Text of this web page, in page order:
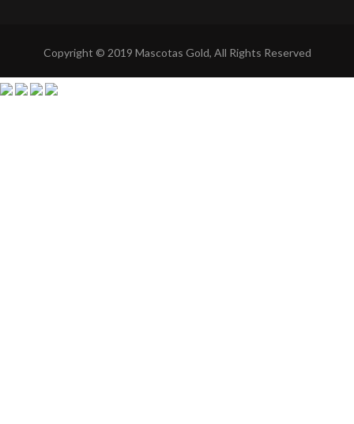
Copyright © 2019 Mascotas Gold, All Rights Reserved